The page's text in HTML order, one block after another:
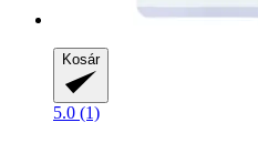
Kosár
5.0 (1)